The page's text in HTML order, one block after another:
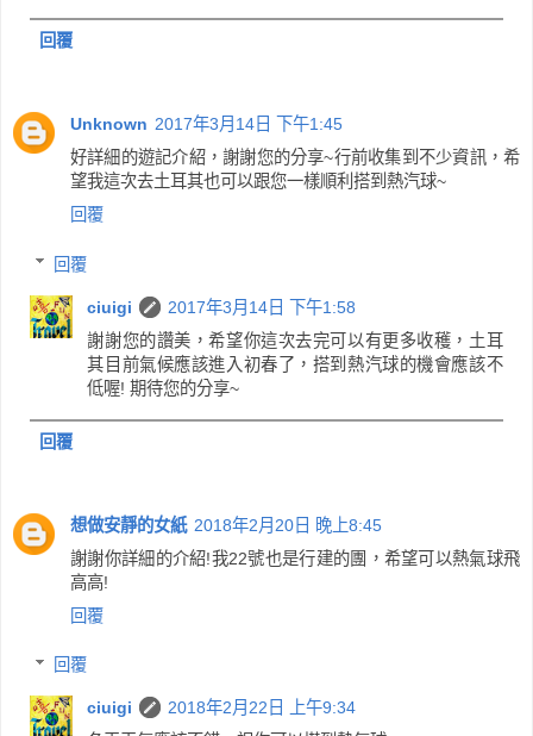
回覆
Unknown 2017年3月14日 下午1:45
好詳細的遊記介紹，謝謝您的分享~行前收集到不少資訊，希
望我這次去土耳其也可以跟您一樣順利搭到熱汽球~
回覆
回覆
ciuigi
2017年3月14日 下午1:58
謝謝您的讚美，希望你這次去完可以有更多收穫，土耳
其目前氣候應該進入初春了，搭到熱汽球的機會應該不
低喔! 期待您的分享~
回覆
想做安靜的女紙 2018年2月20日 晚上8:45
謝謝你詳細的介紹!我22號也是行建的團，希望可以熱氣球飛
高高!
回覆
回覆
ciuigi
2018年2月22日 上午9:34